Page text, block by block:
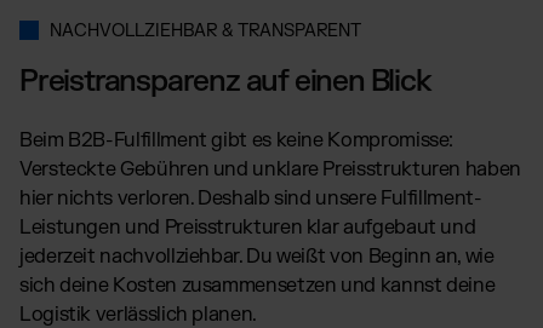
NACHVOLLZIEHBAR & TRANSPARENT
Preistransparenz auf einen Blick
Beim B2B-Fulfillment gibt es keine Kompromisse:
Versteckte Gebühren und unklare Preisstrukturen haben
hier nichts verloren. Deshalb sind unsere Fulfillment-
Leistungen und Preisstrukturen klar aufgebaut und
jederzeit nachvollziehbar. Du weißt von Beginn an, wie
sich deine Kosten zusammensetzen und kannst deine
Logistik verlässlich planen.